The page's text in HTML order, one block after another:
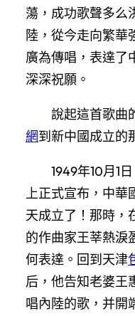
蕩，成功歌聲多么
陸，從今走向繁
廣為傳唱，表達了
深深祝願。
說起這首歌曲
網到新中國成立的
1949年10月1日
上正式宣布，中華
天成立了！那時，
的作曲家王莘熱淚
何表達。回到天津
后，他告知老婆王
唱內陸的歌，并開